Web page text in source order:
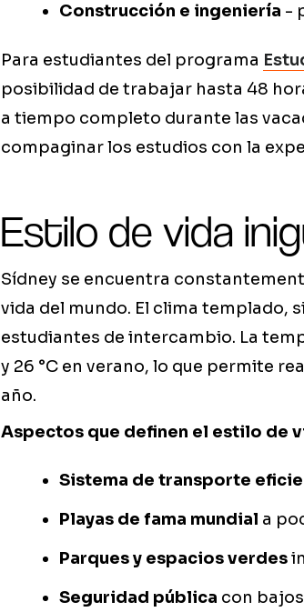
Construcción e ingeniería -
Para estudiantes del programa
posibilidad de trabajar hasta 48
a tiempo completo durante las
compaginar los estudios con la
Estilo de vida
Sídney se encuentra
vida del mundo. El clima templado,
estudiantes de intercambio. La
y 26 °C en verano, lo que permite
año.
Aspectos que definen el estilo de
Sistema de transporte
Playas de fama mundial a
Parques y espacios verdes
Seguridad pública con